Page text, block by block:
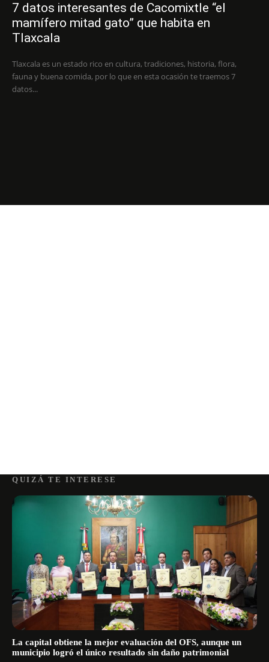
7 datos interesantes de Cacomixtle “el
mamífero mitad gato” que habita en
Tlaxcala
Tlaxcala es un estado rico en cultura, tradiciones, historia, flora,
fauna y buena comida, por lo que en esta ocasión te traemos 7
datos...
QUIZÁ TE INTERESE
La capital obtiene la mejor evaluación del OFS, aunque un
municipio logró el único resultado sin daño patrimonial